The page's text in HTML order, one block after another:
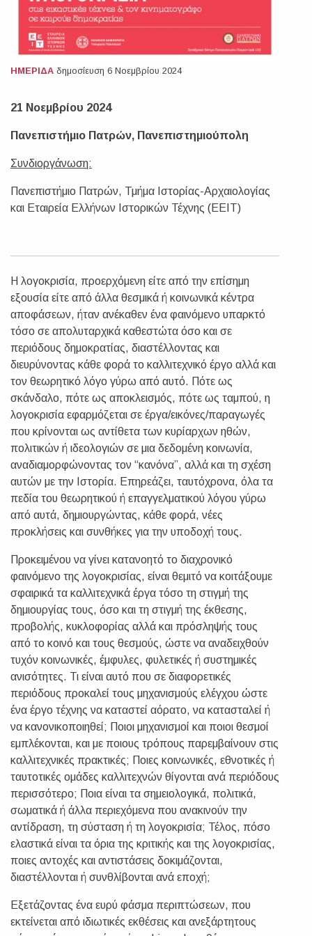
ΗΜΕΡΙΔΑ δημοσίευση 6 Νοεμβρίου 2024
21 Νοεμβρίου 2024
Πανεπιστήμιο Πατρών, Πανεπιστημιούπολη
Συνδιοργάνωση:
Πανεπιστήμιο Πατρών, Τμήμα Ιστορίας-Αρχαιολογίας
και Εταιρεία Ελλήνων Ιστορικών Τέχνης (ΕΕΙΤ)
Η λογοκρισία, προερχόμενη είτε από την επίσημη
εξουσία είτε από άλλα θεσμικά ή κοινωνικά κέντρα
αποφάσεων, ήταν ανέκαθεν ένα φαινόμενο υπαρκτό
τόσο σε απολυταρχικά καθεστώτα όσο και σε
περιόδους δημοκρατίας, διαστέλλοντας και
διευρύνοντας κάθε φορά το καλλιτεχνικό έργο αλλά και
τον θεωρητικό λόγο γύρω από αυτό. Πότε ως
σκάνδαλο, πότε ως αποκλεισμός, πότε ως ταμπού, η
λογοκρισία εφαρμόζεται σε έργα/εικόνες/παραγωγές
που κρίνονται ως αντίθετα των κυρίαρχων ηθών,
πολιτικών ή ιδεολογιών σε μια δεδομένη κοινωνία,
αναδιαμορφώνοντας τον “κανόνα”, αλλά και τη σχέση
αυτών με την Ιστορία. Επηρεάζει, ταυτόχρονα, όλα τα
πεδία του θεωρητικού ή επαγγελματικού λόγου γύρω
από αυτά, δημιουργώντας, κάθε φορά, νέες
προκλήσεις και συνθήκες για την υποδοχή τους.
Προκειμένου να γίνει κατανοητό το διαχρονικό
φαινόμενο της λογοκρισίας, είναι θεμιτό να κοιτάξουμε
σφαιρικά τα καλλιτεχνικά έργα τόσο τη στιγμή της
δημιουργίας τους, όσο και τη στιγμή της έκθεσης,
προβολής, κυκλοφορίας αλλά και πρόσληψής τους
από το κοινό και τους θεσμούς, ώστε να αναδειχθούν
τυχόν κοινωνικές, έμφυλες, φυλετικές ή συστημικές
ανισότητες. Τι είναι αυτό που σε διαφορετικές
περιόδους προκαλεί τους μηχανισμούς ελέγχου ώστε
ένα έργο τέχνης να καταστεί αόρατο, να κατασταλεί ή
να κανονικοποιηθεί; Ποιοι μηχανισμοί και ποιοι θεσμοί
εμπλέκονται, και με ποιους τρόπους παρεμβαίνουν στις
καλλιτεχνικές πρακτικές; Ποιες κοινωνικές, εθνοτικές ή
ταυτοτικές ομάδες καλλιτεχνών θίγονται ανά περιόδους
περισσότερο; Ποια είναι τα σημειολογικά, πολιτικά,
σωματικά ή άλλα περιεχόμενα που ανακινούν την
αντίδραση, τη σύσταση ή τη λογοκρισία; Τέλος, πόσο
ελαστικά είναι τα όρια της κριτικής και της λογοκρισίας,
ποιες αντοχές και αντιστάσεις δοκιμάζονται,
διαστέλλονται ή συνθλίβονται ανά εποχή;
Εξετάζοντας ένα ευρύ φάσμα περιπτώσεων, που
εκτείνεται από ιδιωτικές εκθέσεις και ανεξάρτητους